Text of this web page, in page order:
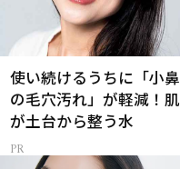
使い続けるうちに「小鼻
の毛穴汚れ」が軽減！肌
が土台から整う水